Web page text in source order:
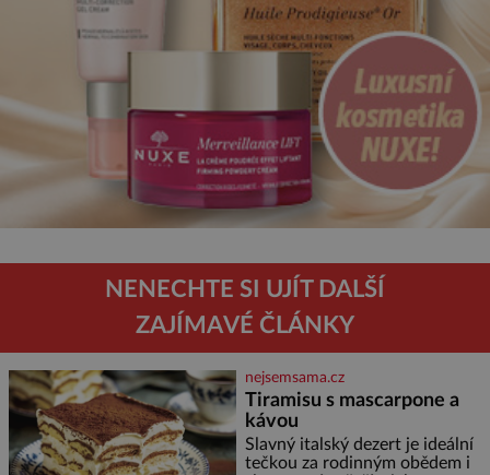
NENECHTE SI UJÍT DALŠÍ
ZAJÍMAVÉ ČLÁNKY
nejsemsama.cz
Tiramisu s mascarpone a
kávou
Slavný italský dezert je ideální
tečkou za rodinným obědem i